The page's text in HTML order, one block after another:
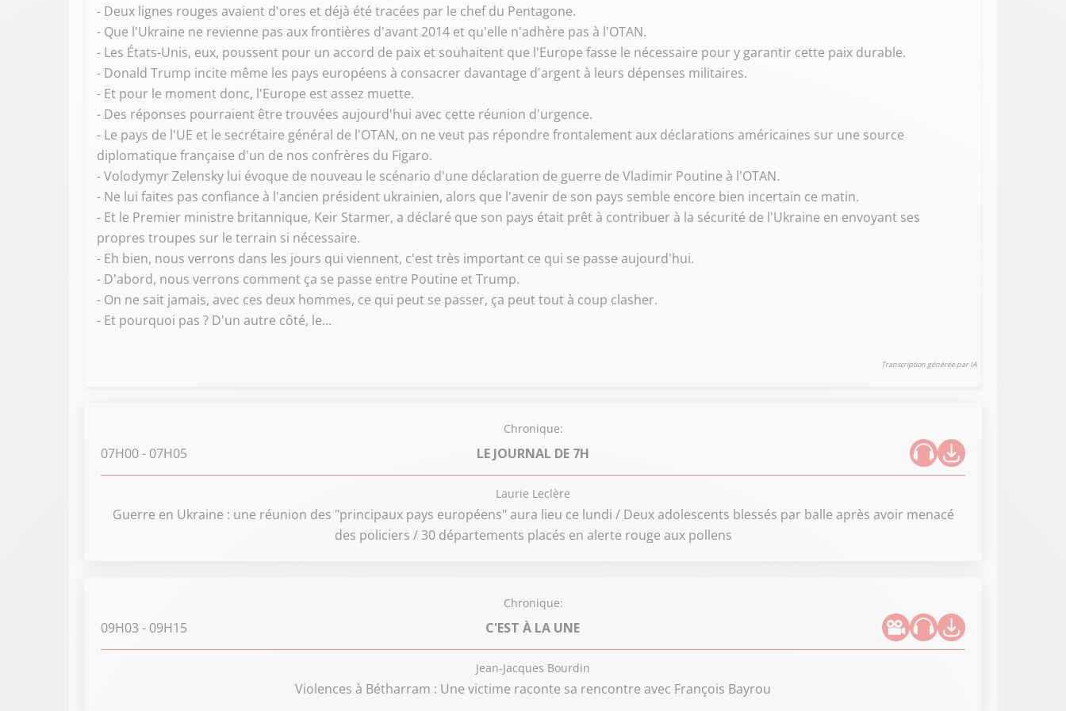
- Deux lignes rouges avaient d'ores et déjà été tracées par le chef du Pentagone.
- Que l'Ukraine ne revienne pas aux frontières d'avant 2014 et qu'elle n'adhère pas à l'OTAN.
- Les États-Unis, eux, poussent pour un accord de paix et souhaitent que l'Europe fasse le nécessaire pour y garantir cette paix durable.
- Donald Trump incite même les pays européens à consacrer davantage d'argent à leurs dépenses militaires.
- Et pour le moment donc, l'Europe est assez muette.
- Des réponses pourraient être trouvées aujourd'hui avec cette réunion d'urgence.
- Le pays de l'UE et le secrétaire général de l'OTAN, on ne veut pas répondre frontalement aux déclarations américaines sur une source
diplomatique française d'un de nos confrères du Figaro.
- Volodymyr Zelensky lui évoque de nouveau le scénario d'une déclaration de guerre de Vladimir Poutine à l'OTAN.
- Ne lui faites pas confiance à l'ancien président ukrainien, alors que l'avenir de son pays semble encore bien incertain ce matin.
- Et le Premier ministre britannique, Keir Starmer, a déclaré que son pays était prêt à contribuer à la sécurité de l'Ukraine en envoyant ses
propres troupes sur le terrain si nécessaire.
- Eh bien, nous verrons dans les jours qui viennent, c'est très important ce qui se passe aujourd'hui.
- D'abord, nous verrons comment ça se passe entre Poutine et Trump.
- On ne sait jamais, avec ces deux hommes, ce qui peut se passer, ça peut tout à coup clasher.
- Et pourquoi pas ? D'un autre côté, le...
Transcription générée par IA
Chronique:
07H00- 07H05 LE JOURNAL DE 7H
Laurie Leclère
Guerre en Ukraine : une réunion des "principaux pays européens" aura lieu ce lundi / Deux adolescents blessés par balle après avoir menacé
des policiers / 30 départements placés en alerte rouge aux pollens
Chronique:
09H03 - 09H15 C'EST À LA UNE
Jean-Jacques Bourdin
Violences à Bétharram : Une victime raconte sa rencontre avec François Bayrou